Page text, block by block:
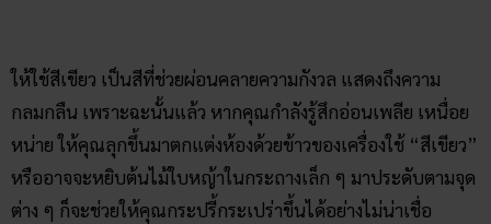
ให้ใช้สีเขียว เป็นสีที่ช่วยผ่อนคลายความกังวล แสดงถึงความ
กลมกลืน เพราะฉะนั้นแล้ว หากคุณกำลังรู้สึกอ่อนเพลีย เหนื่อย
หน่าย ให้คุณลุกขึ้นมาตกแต่งห้องด้วยข้าวของเครื่องใช้ “สีเขียว”
หรืออาจจะหยิบต้นไม้ใบหญ้าในกระถางเล็ก ๆ มาประดับตามจุด
ต่าง ๆ ก็จะช่วยให้คุณกระปรี้กระเปร่าขึ้นได้อย่างไม่น่าเชื่อ